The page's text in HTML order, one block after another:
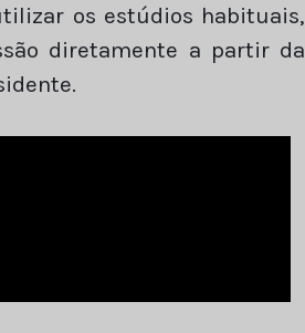
os estúdios habituais,
diretamente a partir da